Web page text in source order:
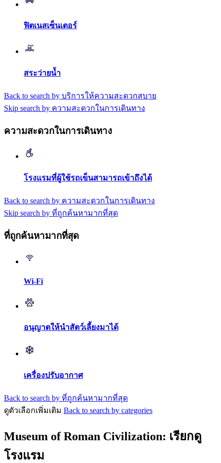
ฟิตเนสเซ็นเตอร์
สระว่ายน้ำ
Back to search by บริการให้ความสะดวกสบาย
Skip search by ความสะดวกในการเดินทาง
ความสะดวกในการเดินทาง
โรงแรมที่ผู้ใช้รถเข็นสามารถเข้าถึงได้
Back to search by ความสะดวกในการเดินทาง
Skip search by ที่ถูกค้นหามากที่สุด
ที่ถูกค้นหามากที่สุด
Wi-Fi
อนุญาตให้นำสัตว์เลี้ยงมาได้
เครื่องปรับอากาศ
Back to search by ที่ถูกค้นหามากที่สุด
ดูตัวเลือกเพิ่มเติม Back to search by categories
Museum of Roman Civilization: เรียกดู
โรงแรม